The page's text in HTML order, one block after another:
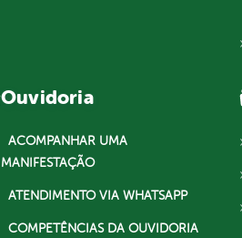
Ouvidoria
ACOMPANHAR UMA
MANIFESTAÇÃO
ATENDIMENTO VIA WHATSAPP
COMPETÊNCIAS DA OUVIDORIA